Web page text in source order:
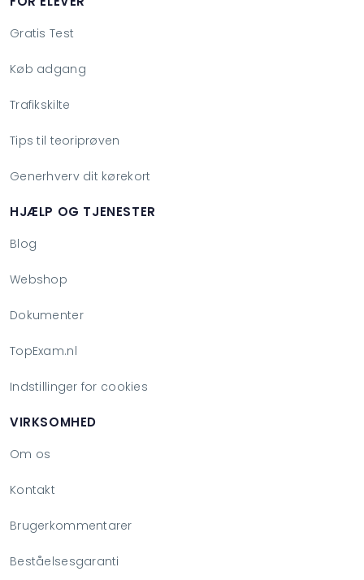
Gratis Test
Køb adgang
Trafikskilte
Tips til teoriprøven
Generhverv dit kørekort
HJÆLP OG TJENESTER
Blog
Webshop
Dokumenter
TopExam.nl
Indstillinger for cookies
VIRKSOMHED
Om os
Kontakt
Brugerkommentarer
Beståelsesgaranti